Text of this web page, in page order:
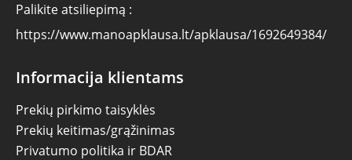
Palikite atsiliepimą :
https://www.manoapklausa.lt/apklausa/1692649384/
Informacija klientams
Prekių pirkimo taisyklės
Prekių keitimas/grąžinimas
Privatumo politika ir BDAR